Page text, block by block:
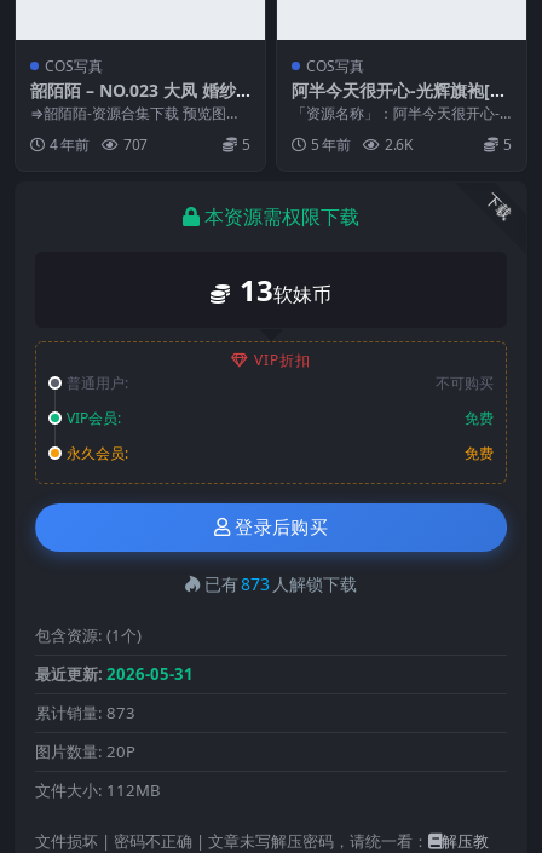
COS写真
韶陌陌 – NO.023 大凤 婚纱
[18P-182MB]
⇒韶陌陌-资源合集下载 预览图片
资源简介 「资源名称」：韶陌陌 –
NO.02...
4 年前 707 5
COS写真
阿半今天很开心-光辉旗袍[33
P/144MB]
「资源名称」：阿半今天很开心-
光辉旗袍[33P/144MB]「水印说
明」：预览图...
5 年前 2.6K 5
下载
本资源需权限下载
13软妹币
VIP折扣
普通用户:
不可购买
VIP会员:
免费
永久会员:
免费
登录后购买
已有873 人解锁下载
包含资源: (1个)
最近更新: 2026-05-31
累计销量: 873
图片数量: 20P
文件大小: 112MB
文件损坏 | 密码不正确 | 文章未写解压密码，请统一看：
解压教